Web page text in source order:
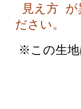
見え方 が
ださい。
※この生地